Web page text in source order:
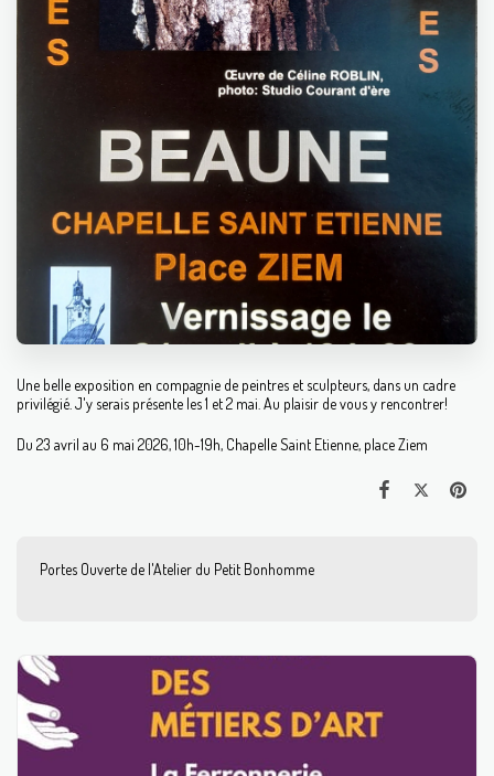
Une belle exposition en compagnie de peintres et sculpteurs, dans un cadre
privilégié. J'y serais présente les 1 et 2 mai. Au plaisir de vous y rencontrer!
Du 23 avril au 6 mai 2026, 10h-19h, Chapelle Saint Etienne, place Ziem
Portes Ouverte de l'Atelier du Petit Bonhomme